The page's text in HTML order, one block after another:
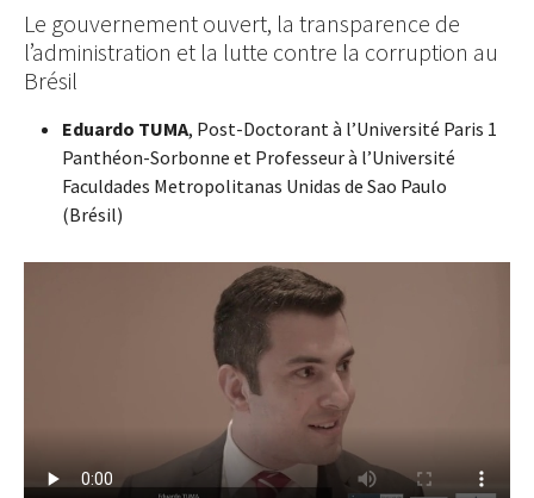
Le gouvernement ouvert, la transparence de
l’administration et la lutte contre la corruption au
Brésil
Eduardo TUMA, Post-Doctorant à l’Université Paris 1
Panthéon-Sorbonne et Professeur à l’Université
Faculdades Metropolitanas Unidas de Sao Paulo
(Brésil)